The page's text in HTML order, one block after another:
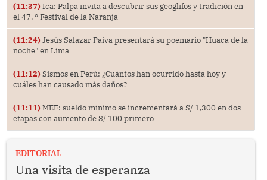
(11:37) Ica: Palpa invita a descubrir sus geoglifos y tradición en
el 47. ° Festival de la Naranja
(11:24) Jesús Salazar Paiva presentará su poemario "Huaca de la
noche" en Lima
(11:12) Sismos en Perú: ¿Cuántos han ocurrido hasta hoy y
cuáles han causado más daños?
(11:11) MEF: sueldo mínimo se incrementará a S/ 1,300 en dos
etapas con aumento de S/ 100 primero
EDITORIAL
Una visita de esperanza